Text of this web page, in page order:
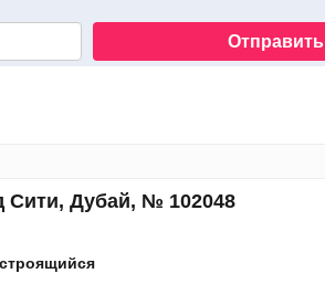
Отправить
Сити, Дубай, № 102048